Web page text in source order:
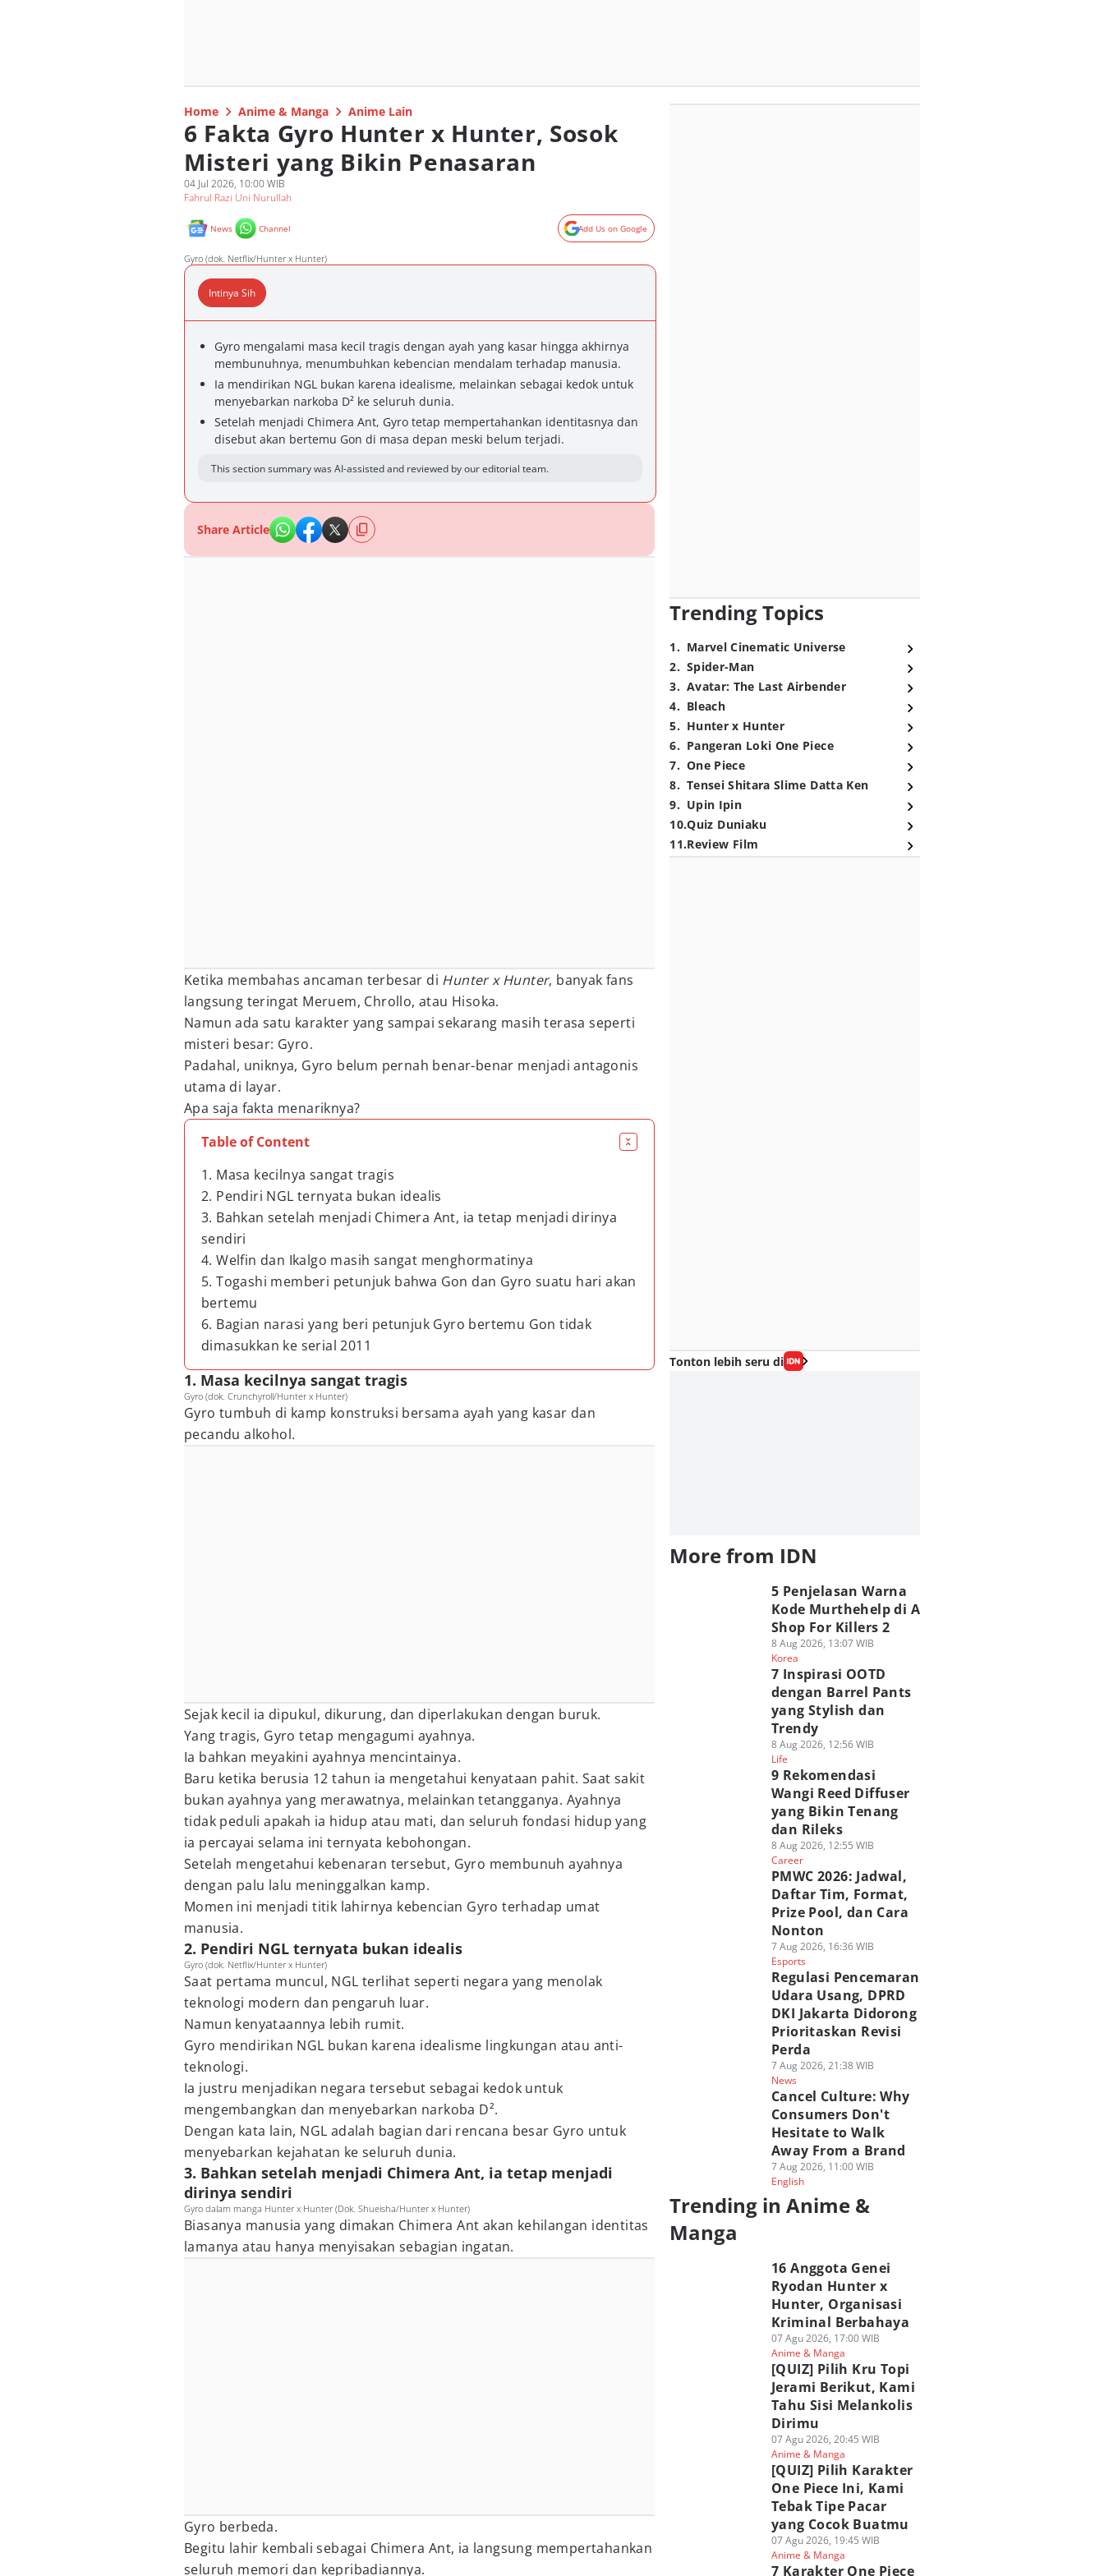
Home Anime & Manga Anime Lain
6 Fakta Gyro Hunter x Hunter, Sosok
Misteri yang Bikin Penasaran
04 Jul 2026, 10:00 WIB
Fahrul Razi Uni Nurullah
News Channel Add Us on Google
Gyro (dok. Netflix/Hunter x Hunter)
Intinya Sih
Gyro mengalami masa kecil tragis dengan ayah yang kasar hingga akhirnya
membunuhnya, menumbuhkan kebencian mendalam terhadap manusia.
Ia mendirikan NGL bukan karena idealisme, melainkan sebagai kedok untuk
menyebarkan narkoba D² ke seluruh dunia.
Setelah menjadi Chimera Ant, Gyro tetap mempertahankan identitasnya dan
disebut akan bertemu Gon di masa depan meski belum terjadi.
This section summary was AI-assisted and reviewed by our editorial team.
Share Article
Ketika membahas ancaman terbesar di Hunter x Hunter, banyak fans
langsung teringat Meruem, Chrollo, atau Hisoka.
Namun ada satu karakter yang sampai sekarang masih terasa seperti
misteri besar: Gyro.
Padahal, uniknya, Gyro belum pernah benar-benar menjadi antagonis
utama di layar.
Apa saja fakta menariknya?
Table of Content
1. Masa kecilnya sangat tragis
2. Pendiri NGL ternyata bukan idealis
3. Bahkan setelah menjadi Chimera Ant, ia tetap menjadi dirinya
sendiri
4. Welfin dan Ikalgo masih sangat menghormatinya
5. Togashi memberi petunjuk bahwa Gon dan Gyro suatu hari akan
bertemu
6. Bagian narasi yang beri petunjuk Gyro bertemu Gon tidak
dimasukkan ke serial 2011
1. Masa kecilnya sangat tragis
Gyro (dok. Crunchyroll/Hunter x Hunter)
Gyro tumbuh di kamp konstruksi bersama ayah yang kasar dan
pecandu alkohol.
Sejak kecil ia dipukul, dikurung, dan diperlakukan dengan buruk.
Yang tragis, Gyro tetap mengagumi ayahnya.
Ia bahkan meyakini ayahnya mencintainya.
Baru ketika berusia 12 tahun ia mengetahui kenyataan pahit. Saat sakit
bukan ayahnya yang merawatnya, melainkan tetangganya. Ayahnya
tidak peduli apakah ia hidup atau mati, dan seluruh fondasi hidup yang
ia percayai selama ini ternyata kebohongan.
Setelah mengetahui kebenaran tersebut, Gyro membunuh ayahnya
dengan palu lalu meninggalkan kamp.
Momen ini menjadi titik lahirnya kebencian Gyro terhadap umat
manusia.
2. Pendiri NGL ternyata bukan idealis
Gyro (dok. Netflix/Hunter x Hunter)
Saat pertama muncul, NGL terlihat seperti negara yang menolak
teknologi modern dan pengaruh luar.
Namun kenyataannya lebih rumit.
Gyro mendirikan NGL bukan karena idealisme lingkungan atau anti-
teknologi.
Ia justru menjadikan negara tersebut sebagai kedok untuk
mengembangkan dan menyebarkan narkoba D².
Dengan kata lain, NGL adalah bagian dari rencana besar Gyro untuk
menyebarkan kejahatan ke seluruh dunia.
3. Bahkan setelah menjadi Chimera Ant, ia tetap menjadi
dirinya sendiri
Gyro dalam manga Hunter x Hunter (Dok. Shueisha/Hunter x Hunter)
Biasanya manusia yang dimakan Chimera Ant akan kehilangan identitas
lamanya atau hanya menyisakan sebagian ingatan.
Gyro berbeda.
Begitu lahir kembali sebagai Chimera Ant, ia langsung mempertahankan
seluruh memori dan kepribadiannya.
Trending Topics
1. Marvel Cinematic Universe
2. Spider-Man
3. Avatar: The Last Airbender
4. Bleach
5. Hunter x Hunter
6. Pangeran Loki One Piece
7. One Piece
8. Tensei Shitara Slime Datta Ken
9. Upin Ipin
10.Quiz Duniaku
11.Review Film
Tonton lebih seru di
More from IDN
5 Penjelasan Warna
Kode Murthehelp di A
Shop For Killers 2
8 Aug 2026, 13:07 WIB
Korea
7 Inspirasi OOTD
dengan Barrel Pants
yang Stylish dan
Trendy
8 Aug 2026, 12:56 WIB
Life
9 Rekomendasi
Wangi Reed Diffuser
yang Bikin Tenang
dan Rileks
8 Aug 2026, 12:55 WIB
Career
PMWC 2026: Jadwal,
Daftar Tim, Format,
Prize Pool, dan Cara
Nonton
7 Aug 2026, 16:36 WIB
Esports
Regulasi Pencemaran
Udara Usang, DPRD
DKI Jakarta Didorong
Prioritaskan Revisi
Perda
7 Aug 2026, 21:38 WIB
News
Cancel Culture: Why
Consumers Don't
Hesitate to Walk
Away From a Brand
7 Aug 2026, 11:00 WIB
English
Trending in Anime &
Manga
16 Anggota Genei
Ryodan Hunter x
Hunter, Organisasi
Kriminal Berbahaya
07 Agu 2026, 17:00 WIB
Anime & Manga
[QUIZ] Pilih Kru Topi
Jerami Berikut, Kami
Tahu Sisi Melankolis
Dirimu
07 Agu 2026, 20:45 WIB
Anime & Manga
[QUIZ] Pilih Karakter
One Piece Ini, Kami
Tebak Tipe Pacar
yang Cocok Buatmu
07 Agu 2026, 19:45 WIB
Anime & Manga
7 Karakter One Piece